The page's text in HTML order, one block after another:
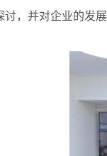
，并对企业的发展